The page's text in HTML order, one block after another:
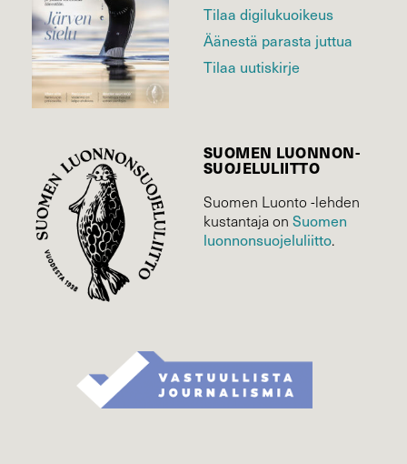
Tilaa digilukuoikeus
Äänestä parasta juttua
Tilaa uutiskirje
SUOMEN LUONNON­
SUOJELU­LIITTO
Suomen Luonto -lehden
kustantaja on Suomen
luonnonsuojelu­liitto.